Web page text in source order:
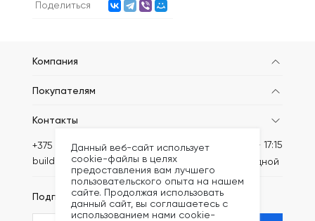
Поделиться
Компания
Покупателям
Контакты
+375 (44) 789-61-91
build@kronex-company.by
Пн-Пт: 8:30 - 17:15
Сб-вс: выходной
Подписаться на рассылку
Данный веб-сайт использует
cookie-файлы в целях
предоставления вам лучшего
пользовательского опыта на нашем
сайте. Продолжая использовать
данный сайт, вы соглашаетесь с
использованием нами cookie-